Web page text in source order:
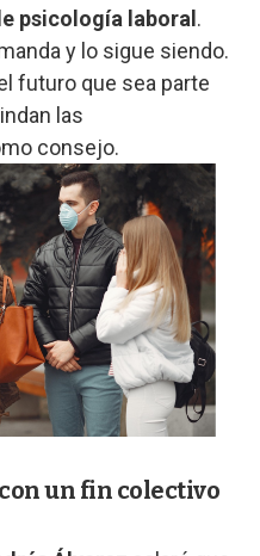
psicología laboral.
y lo sigue siendo.
futuro que sea parte
las
consejo.
un fin colectivo